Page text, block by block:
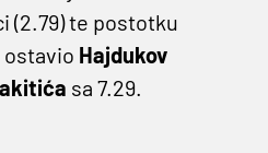
(2.79) te postotku
ostavio Hajdukov
sa 7.29.